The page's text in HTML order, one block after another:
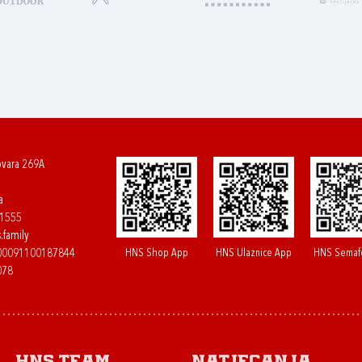
269A
HNS Shop App HNS Ulaznice App HNS